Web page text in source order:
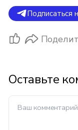
Подписаться
Оставьте